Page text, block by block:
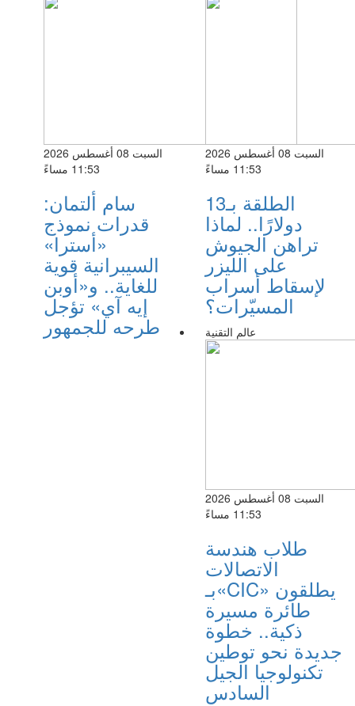
السبت 08 أغسطس 2026
11:53 مساءً
سام ألتمان:
قدرات نموذج
«أسترا»
السيبرانية قوية
للغاية.. و«أوبن
إيه آي» تؤجل
طرحه للجمهور
السبت 08 أغسطس 2026
11:53 مساءً
الطلقة بـ13
دولارًا.. لماذا
تراهن الجيوش
على الليزر
لإسقاط أسراب
المسيّرات؟
عالم التقنية
السبت 08 أغسطس 2026
11:53 مساءً
طلاب هندسة
الاتصالات
بـ«CIC» يطلقون
طائرة مسيرة
ذكية.. خطوة
جديدة نحو توطين
تكنولوجيا الجيل
السادس